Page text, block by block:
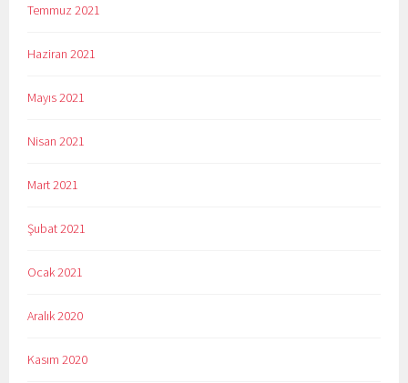
Temmuz 2021
Haziran 2021
Mayıs 2021
Nisan 2021
Mart 2021
Şubat 2021
Ocak 2021
Aralık 2020
Kasım 2020